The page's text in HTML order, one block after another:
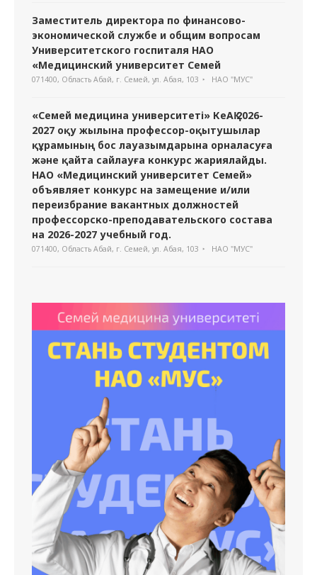
Заместитель директора по финансово-
экономической службе и общим вопросам
Университетского госпиталя НАО
«Медицинский университет Семей
071400, Область Абай, г. Семей, ул. Абая, 103 НАО "МУС"
«Семей медицина университеті» КеАҚ 2026-
2027 оқу жылына профессор-оқытушылар
құрамының бос лауазымдарына орналасуға
және қайта сайлауға конкурс жариялайды.
НАО «Медицинский университет Семей»
объявляет конкурс на замещение и/или
переизбрание вакантных должностей
профессорско-преподавательского состава
на 2026-2027 учебный год.
071400, Область Абай, г. Семей, ул. Абая, 103 НАО "МУС"